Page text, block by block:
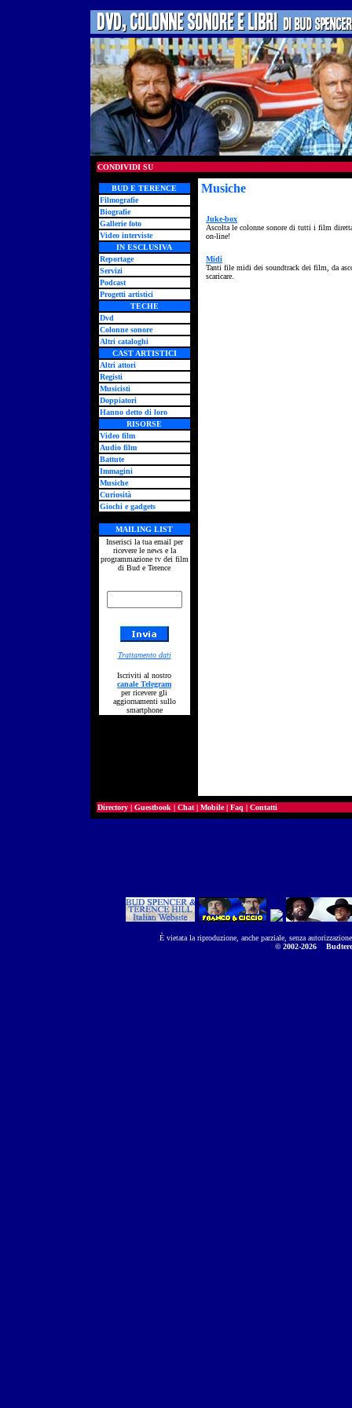
CONDIVIDI SU
BUD E TERENCE
Filmografie
Biografie
Gallerie foto
Video interviste
IN ESCLUSIVA
Reportage
Servizi
Podcast
Progetti artistici
TECHE
Dvd
Colonne sonore
Altri cataloghi
CAST ARTISTICI
Altri attori
Registi
Musicisti
Doppiatori
Hanno detto di loro
RISORSE
Video film
Audio film
Battute
Immagini
Musiche
Curiosità
Giochi e gadgets
MAILING LIST
Inserisci la tua email per
ricevere le news e la
programmazione tv dei film
di Bud e Terence
Trattamento dati
Iscriviti al nostro
canale Telegram
per ricevere gli
aggiornamenti sullo
smartphone
Musiche
Juke-box
Ascolta le colonne sonore di tutti i film
on-line!
Midi
Tanti file midi dei soundtrack dei film, da
scaricare.
Directory | Guestbook | Chat | Mobile| Faq | Contatti
È vietata la riproduzione, anche parziale, senza
© 2002-2026